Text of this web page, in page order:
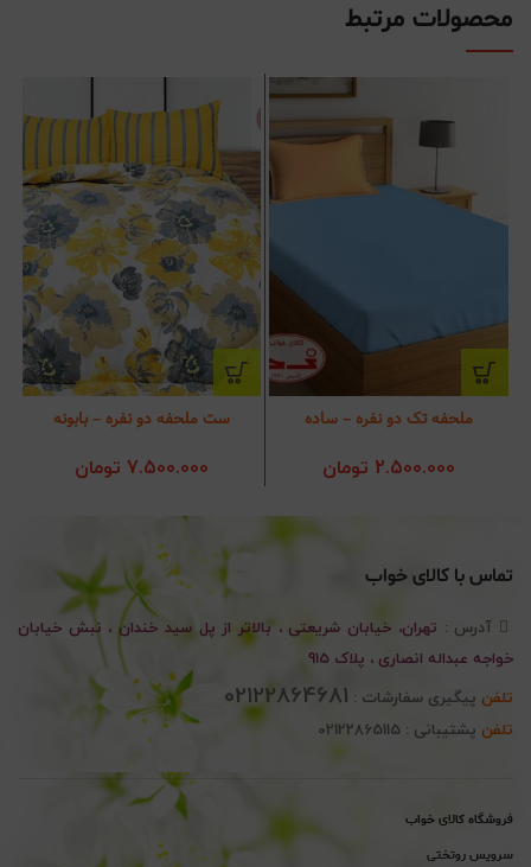
محصولات مرتبط
ملحفه تک دو نفره – ساده
2.500.000 تومان
ست ملحفه دو نفره – بابونه
7.500.000 تومان
تماس با کالای خواب
آدرس : تهران، خیابان شریعتی ، بالاتر از پل سید خندان ، نبش خیابان
خواجه عبداله انصاری ، پلاک 915
تلفن پیگیری سفارشات : 02122864681
تلفن پشتیبانی : 02122865115
فروشگاه کالای خواب
سرویس روتختی